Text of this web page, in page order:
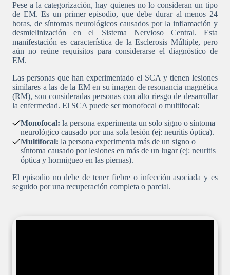
Pese a la categorización, hay quienes no lo consideran un tipo
de EM. Es un primer episodio, que debe durar al menos 24
horas, de síntomas neurológicos causados por la inflamación y
desmielinización en el Sistema Nervioso Central. Esta
manifestación es característica de la Esclerosis Múltiple, pero
aún no reúne requisitos para considerarse el diagnóstico de
EM.
Las personas que han experimentado el SCA y tienen lesiones
similares a las de la EM en su imagen de resonancia magnética
(RM), son consideradas personas con alto riesgo de desarrollar
la enfermedad. El SCA puede ser monofocal o multifocal:
Monofocal: la persona experimenta un solo signo o síntoma
neurológico causado por una sola lesión (ej: neuritis óptica).
Multifocal: la persona experimenta más de un signo o
síntoma causado por lesiones en más de un lugar (ej: neuritis
óptica y hormigueo en las piernas).
El episodio no debe de tener fiebre o infección asociada y es
seguido por una recuperación completa o parcial.